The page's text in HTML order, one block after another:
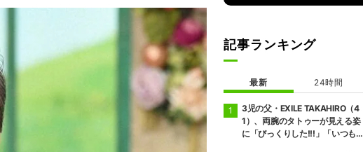
記事ランキング
最新 24時間
3児の父・EXILE TAKAHIRO（4
1）、両腕のタトゥーが見える姿
に「びっくりした!!!」「いつもと